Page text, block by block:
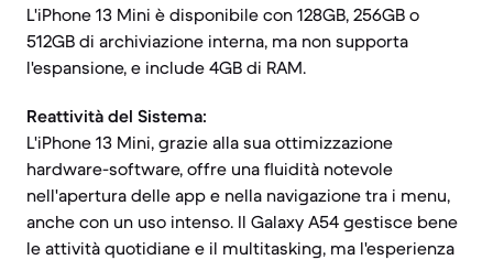
L'iPhone 13 Mini è disponibile con 128GB, 256GB o
512GB di archiviazione interna, ma non supporta
l'espansione, e include 4GB di RAM.
Reattività del Sistema:
L'iPhone 13 Mini, grazie alla sua ottimizzazione
hardware-software, offre una fluidità notevole
nell'apertura delle app e nella navigazione tra i menu,
anche con un uso intenso. Il Galaxy A54 gestisce bene
le attività quotidiane e il multitasking, ma l'esperienza